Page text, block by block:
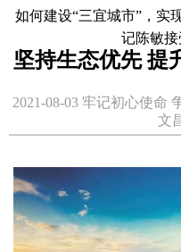
如何建设“三宜城市”，实
记陈敏
坚持生态优先 提
2021-08-03 牢记初心使命
文